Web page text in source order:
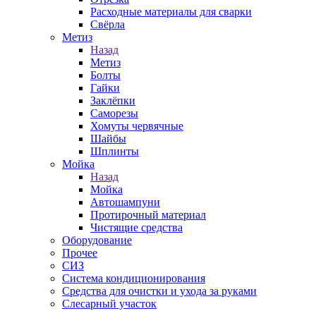
Расходные материалы для сварки
Свёрла
Метиз
Назад
Метиз
Болты
Гайки
Заклёпки
Саморезы
Хомуты червячные
Шайбы
Шплинты
Мойка
Назад
Мойка
Автошампуни
Протирочный материал
Чистящие средства
Оборудование
Прочее
СИЗ
Система кондиционирования
Средства для очистки и ухода за руками
Слесарный участок